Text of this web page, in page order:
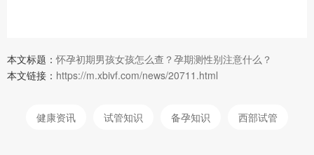
本文标题：怀孕初期男孩女孩怎么查？孕期测性别注意什么？
本文链接： https://m.xbivf.com/news/20711.html
健康资讯 试管知识 备孕知识 西部试管